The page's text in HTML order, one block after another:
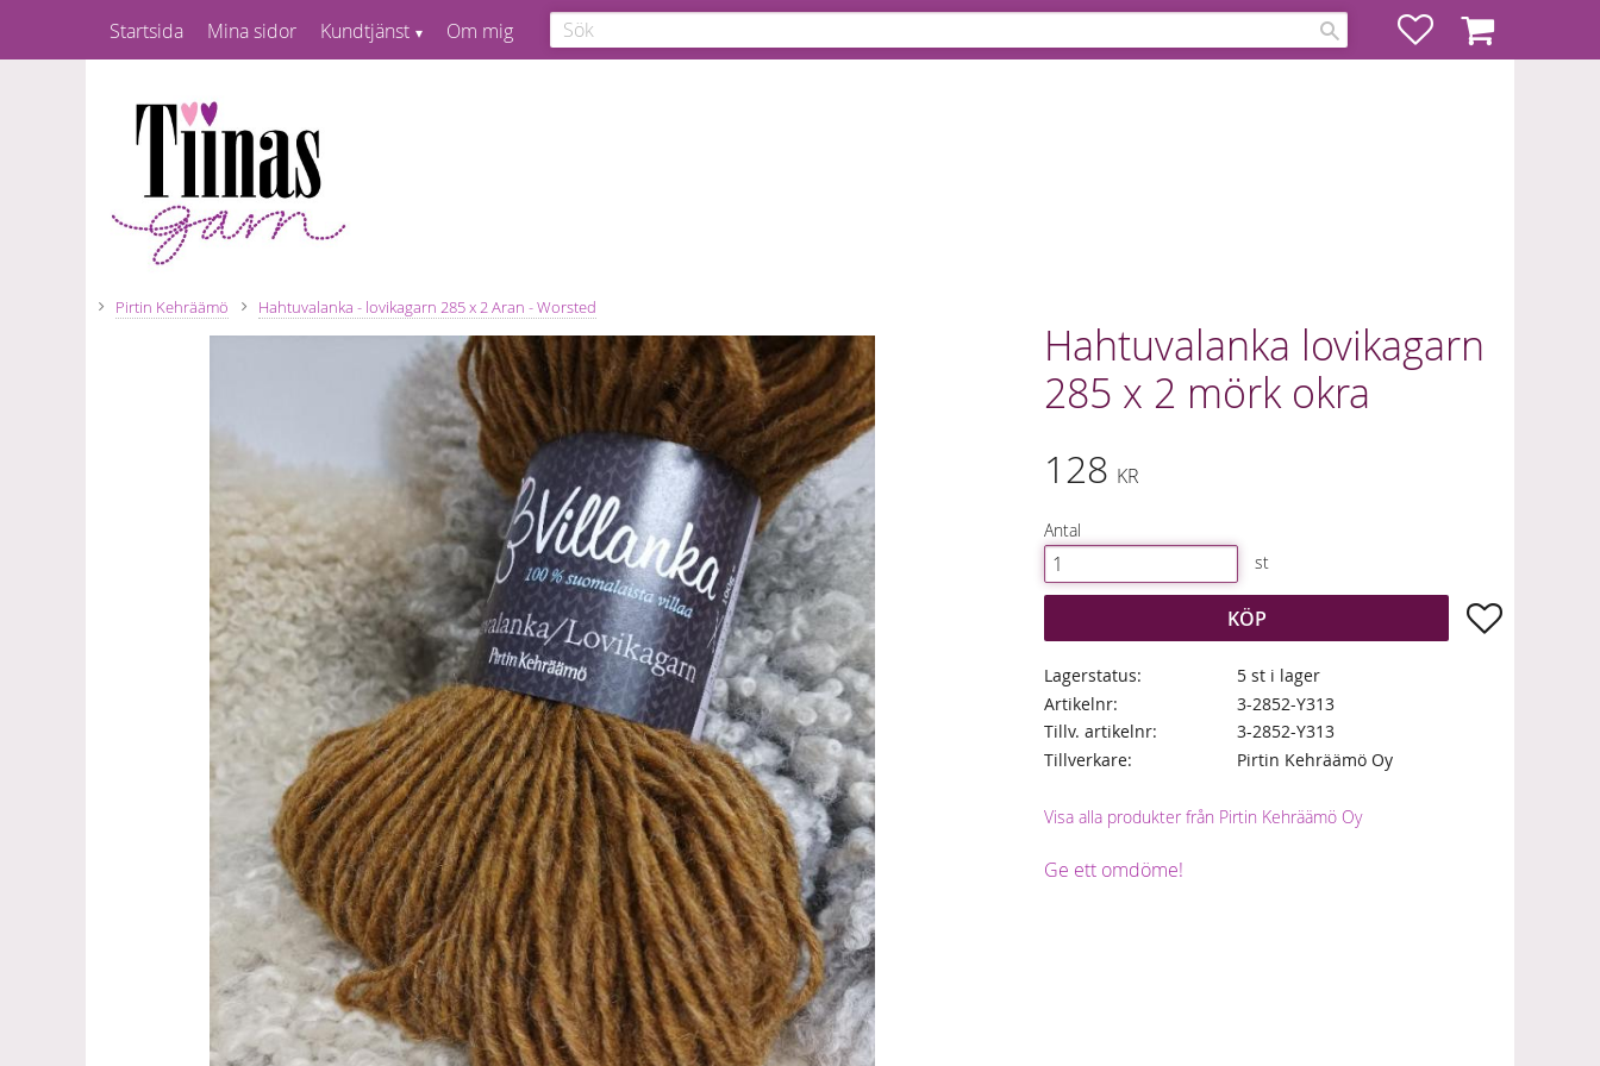
FavoriterKundvagn
Startsida Mina sidor Kundtjänst Om mig
Pirtin Kehräämö Hahtuvalanka - lovikagarn 285 x 2 Aran - Worsted
Hahtuvalanka lovikagarn
285 x 2 mörk okra
128 KR
Antal
st
KÖP Lägg till i
Lagerstatus
5 st i lager
Artikelnr
3-2852-Y313
Tillv. artikelnr
3-2852-Y313
Tillverkare
Pirtin Kehräämö Oy
Visa alla produkter från Pirtin Kehräämö Oy
Ge ett omdöme!